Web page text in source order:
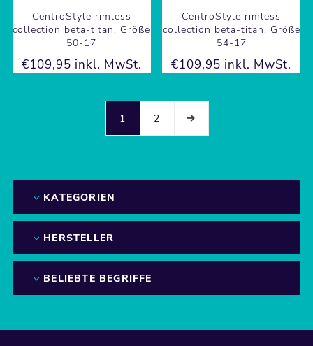
CentroStyle rimless
collection beta-titan, Größe
50-17
€109,95 inkl. MwSt.
CentroStyle rimless
collection beta-titan, Größe
54-17
€109,95 inkl. MwSt.
1 2
KATEGORIEN
HERSTELLER
BELIEBTE BEGRIFFE